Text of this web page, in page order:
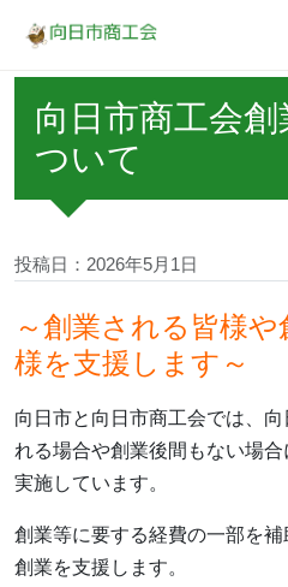
向日市商工会
ついて
投稿日：2026年5月1日
～創業される皆様
様を支援します～
向日市と向日市商工会では、
れる場合や創業後間もない場合
実施しています。
創業等に要する経費の一部を
創業を支援します。